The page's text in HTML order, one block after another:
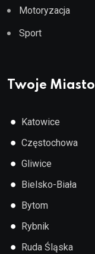
Motoryzacja
Sport
Twoje Miasto
● Katowice
● Częstochowa
● Gliwice
● Bielsko-Biała
● Bytom
● Rybnik
● Ruda Śląska